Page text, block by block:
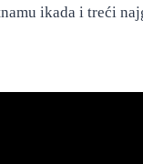
ikada i treći